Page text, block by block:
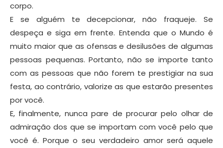
corpo.
E se alguém te decepcionar, não fraqueje. Se
despeça e siga em frente. Entenda que o Mundo é
muito maior que as ofensas e desilusões de algumas
pessoas pequenas. Portanto, não se importe tanto
com as pessoas que não forem te prestigiar na sua
festa, ao contrário, valorize as que estarão presentes
por você.
E, finalmente, nunca pare de procurar pelo olhar de
admiração dos que se importam com você pelo que
você é. Porque o seu verdadeiro amor será aquele